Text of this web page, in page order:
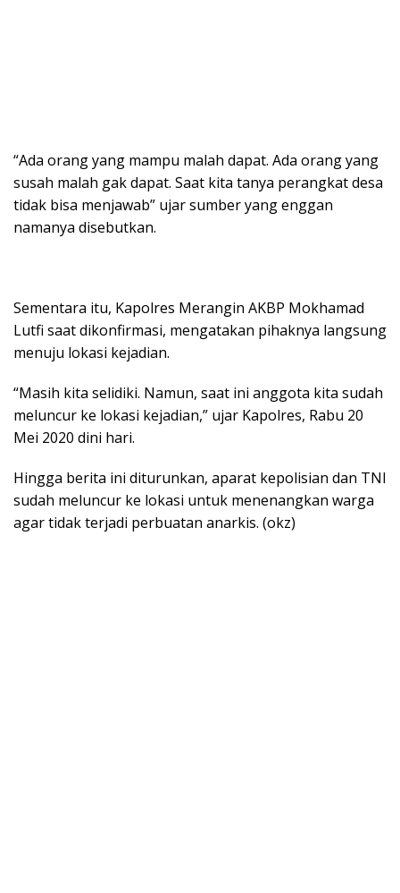
“Ada orang yang mampu malah dapat. Ada orang yang
susah malah gak dapat. Saat kita tanya perangkat desa
tidak bisa menjawab” ujar sumber yang enggan
namanya disebutkan.
Sementara itu, Kapolres Merangin AKBP Mokhamad
Lutfi saat dikonfirmasi, mengatakan pihaknya langsung
menuju lokasi kejadian.
“Masih kita selidiki. Namun, saat ini anggota kita sudah
meluncur ke lokasi kejadian,” ujar Kapolres, Rabu 20
Mei 2020 dini hari.
Hingga berita ini diturunkan, aparat kepolisian dan TNI
sudah meluncur ke lokasi untuk menenangkan warga
agar tidak terjadi perbuatan anarkis. (okz)